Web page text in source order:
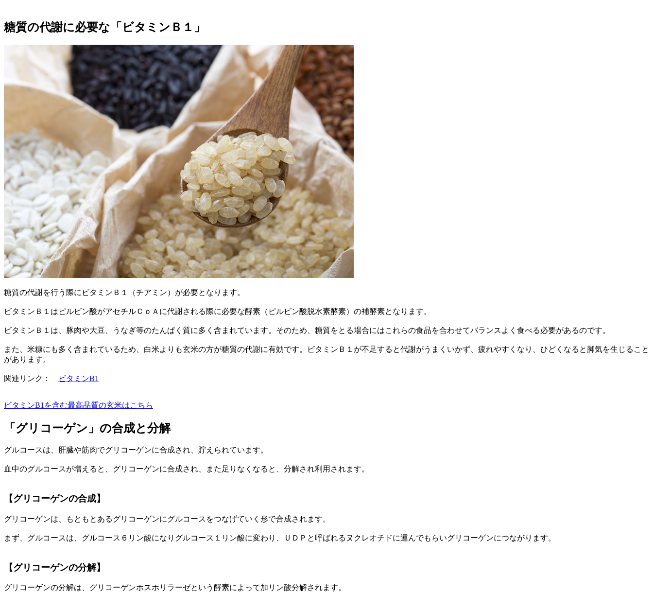
糖質の代謝に必要な「ビタミンＢ１」
糖質の代謝を行う際にビタミンＢ１（チアミン）が必要となります。
ビタミンＢ１はピルビン酸がアセチルＣｏＡに代謝される際に必要な酵素（ピルビン酸脱水素酵素）の補酵素となります。
ビタミンＢ１は、豚肉や大豆、うなぎ等のたんぱく質に多く含まれています。そのため、糖質をとる場合にはこれらの食品を合わせてバランスよく食べる必要があるのです。
また、米糠にも多く含まれているため、白米よりも玄米の方が糖質の代謝に有効です。ビタミンＢ１が不足すると代謝がうまくいかず、疲れやすくなり、ひどくなると脚気を生じること
があります。
関連リンク： ビタミンB1
ビタミンB1を含む最高品質の玄米はこちら
「グリコーゲン」の合成と分解
グルコースは、肝臓や筋肉でグリコーゲンに合成され、貯えられています。
血中のグルコースが増えると、グリコーゲンに合成され、また足りなくなると、分解され利用されます。
【グリコーゲンの合成】
グリコーゲンは、もともとあるグリコーゲンにグルコースをつなげていく形で合成されます。
まず、グルコースは、グルコース６リン酸になりグルコース１リン酸に変わり、ＵＤＰと呼ばれるヌクレオチドに運んでもらいグリコーゲンにつながります。
【グリコーゲンの分解】
グリコーゲンの分解は、グリコーゲンホスホリラーゼという酵素によって加リン酸分解されます。